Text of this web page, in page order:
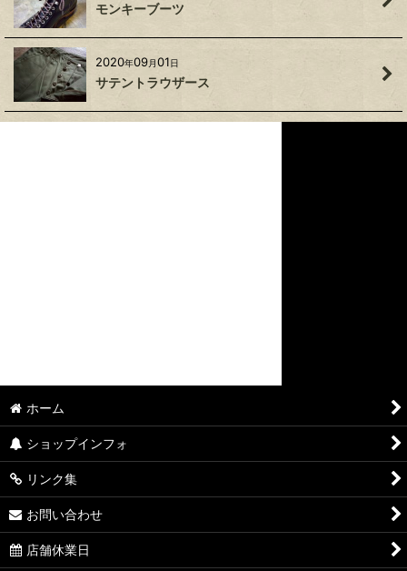
モンキーブーツ
2020年09月01日
サテントラウザース
ホーム
ショップインフォ
リンク集
お問い合わせ
店舗休業日